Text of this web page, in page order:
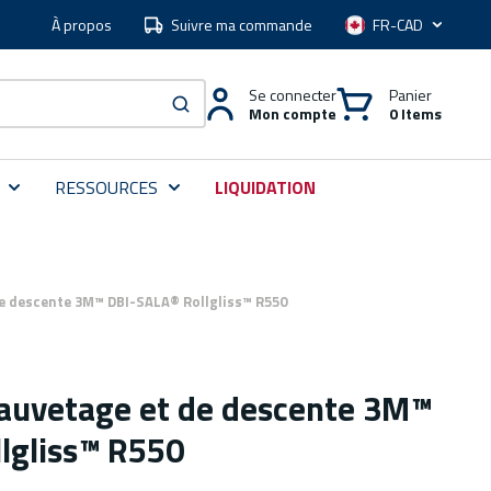
À propos Suivre ma commande Langue
soumettre une recherche
Se connecter
Mon compte
Panier
0 Items
RESSOURCES LIQUIDATION
3M™ DBI-SALA® Rollgliss™ R550
et de descente 3M™
R550